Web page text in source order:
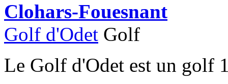
Clohars-Fouesnant
Golf d'Odet Golf
Le Golf d'Odet est un golf